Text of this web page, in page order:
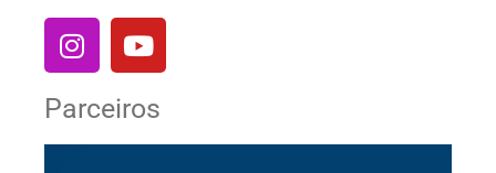
Parceiros